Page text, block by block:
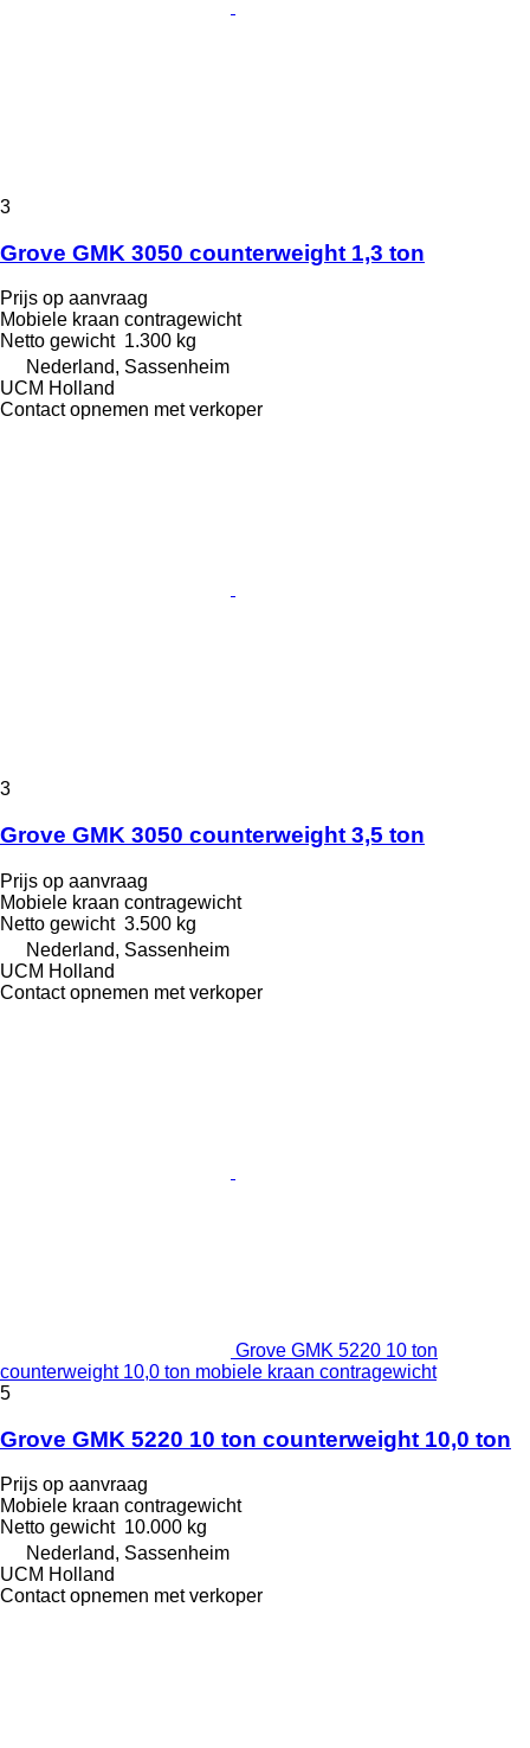
3
Grove GMK 3050 counterweight 1,3 ton
Prijs op aanvraag
Mobiele kraan contragewicht
Netto gewicht 1.300 kg
Nederland, Sassenheim
UCM Holland
Contact opnemen met verkoper
3
Grove GMK 3050 counterweight 3,5 ton
Prijs op aanvraag
Mobiele kraan contragewicht
Netto gewicht 3.500 kg
Nederland, Sassenheim
UCM Holland
Contact opnemen met verkoper
Grove GMK 5220 10 ton
counterweight 10,0 ton mobiele kraan contragewicht
5
Grove GMK 5220 10 ton counterweight 10,0 ton
Prijs op aanvraag
Mobiele kraan contragewicht
Netto gewicht 10.000 kg
Nederland, Sassenheim
UCM Holland
Contact opnemen met verkoper